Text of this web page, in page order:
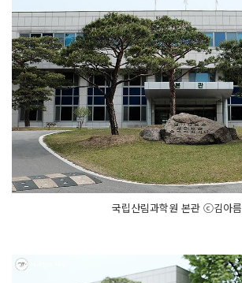
국립산림과학원 본관 ⓒ김아름